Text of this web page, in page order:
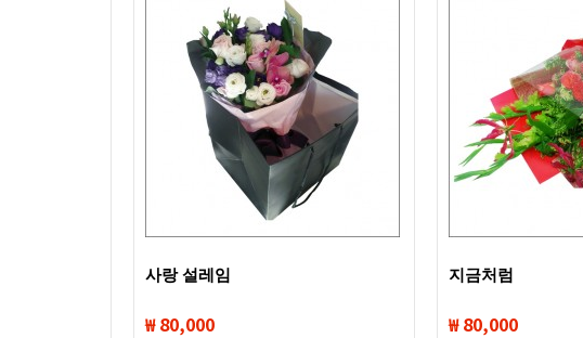
사랑 설레임
₩ 80,000
지금처럼
₩ 80,000